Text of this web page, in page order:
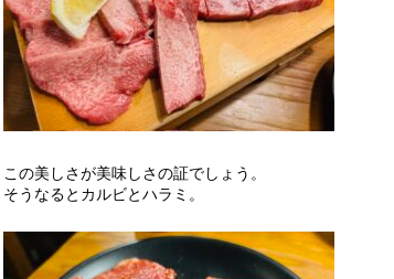
この美しさが美味しさの証でしょう。
そうなるとカルビとハラミ。